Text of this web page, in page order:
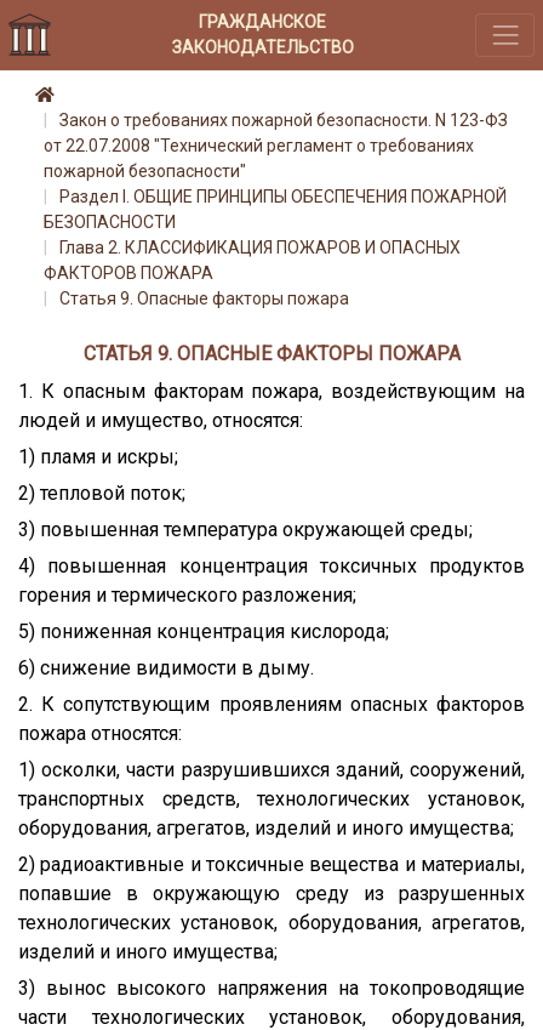
ГРАЖДАНСКОЕ
ЗАКОНОДАТЕЛЬСТВО
Закон о требованиях пожарной безопасности. N 123-ФЗ
от 22.07.2008 "Технический регламент о требованиях
пожарной безопасности"
Раздел I. ОБЩИЕ ПРИНЦИПЫ ОБЕСПЕЧЕНИЯ ПОЖАРНОЙ
БЕЗОПАСНОСТИ
Глава 2. КЛАССИФИКАЦИЯ ПОЖАРОВ И ОПАСНЫХ
ФАКТОРОВ ПОЖАРА
Статья 9. Опасные факторы пожара
СТАТЬЯ 9. ОПАСНЫЕ ФАКТОРЫ ПОЖАРА
1. К опасным факторам пожара, воздействующим на
людей и имущество, относятся:
1) пламя и искры;
2) тепловой поток;
3) повышенная температура окружающей среды;
4) повышенная концентрация токсичных продуктов
горения и термического разложения;
5) пониженная концентрация кислорода;
6) снижение видимости в дыму.
2. К сопутствующим проявлениям опасных факторов
пожара относятся:
1) осколки, части разрушившихся зданий, сооружений,
транспортных средств, технологических установок,
оборудования, агрегатов, изделий и иного имущества;
2) радиоактивные и токсичные вещества и материалы,
попавшие в окружающую среду из разрушенных
технологических установок, оборудования, агрегатов,
изделий и иного имущества;
3) вынос высокого напряжения на токопроводящие
части технологических установок, оборудования,